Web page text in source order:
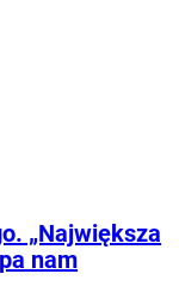
„Największa
nam